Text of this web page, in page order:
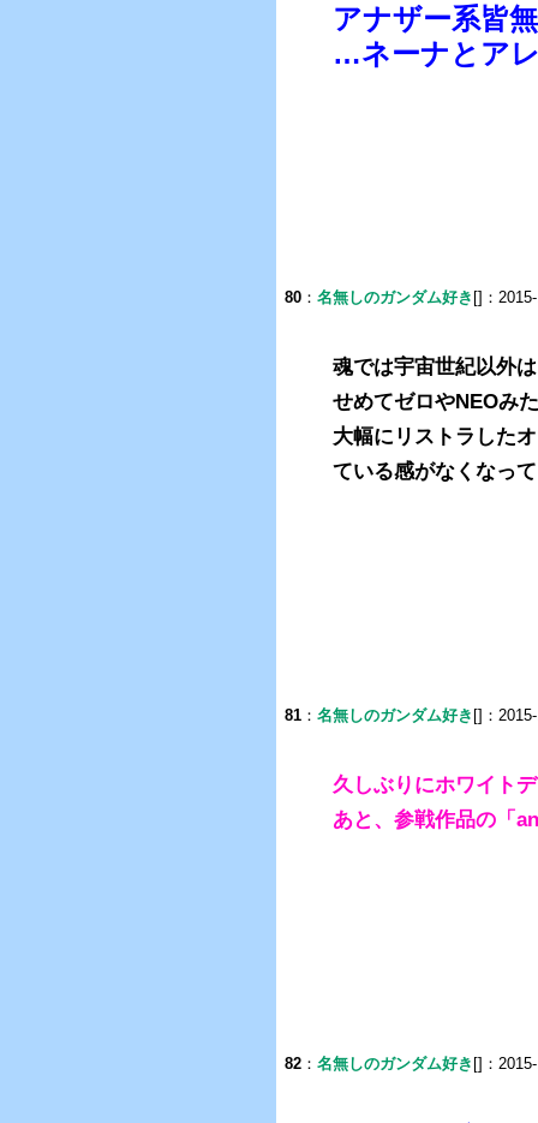
アナザー系皆
…ネーナとア
80 ： 名無しのガンダム好き []：
魂では宇宙世紀以外
せめてゼロやNEOみ
大幅にリストラした
ている感がなくなっ
81 ： 名無しのガンダム好き []：
久しぶりにホワイト
あと、参戦作品の「
82 ： 名無しのガンダム好き []：